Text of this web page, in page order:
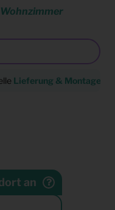
Wohnzimmer
Lieferung & Montage
an